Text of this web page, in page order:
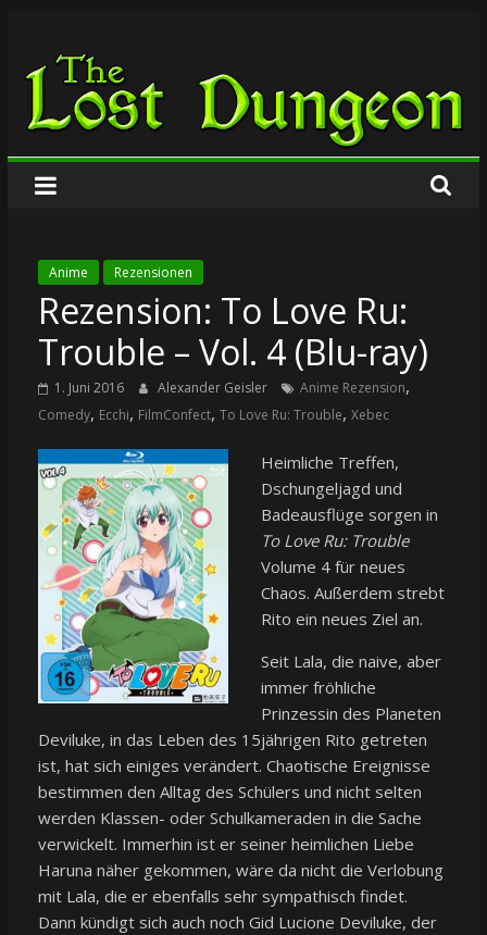
springen
The
Lost
Dungeon
Anime Rezensionen
Rezension: To Love Ru:
Trouble – Vol. 4 (Blu-ray)
1. Juni 2016 Alexander Geisler Anime Rezension,
Comedy, Ecchi, FilmConfect, To Love Ru: Trouble, Xebec
Heimliche Treffen,
Dschungeljagd und
Badeausflüge sorgen in
To Love Ru: Trouble
Volume 4 für neues
Chaos. Außerdem strebt
Rito ein neues Ziel an.
Seit Lala, die naive, aber
immer fröhliche
Prinzessin des Planeten
Deviluke, in das Leben des 15jährigen Rito getreten
ist, hat sich einiges verändert. Chaotische Ereignisse
bestimmen den Alltag des Schülers und nicht selten
werden Klassen- oder Schulkameraden in die Sache
verwickelt. Immerhin ist er seiner heimlichen Liebe
Haruna näher gekommen, wäre da nicht die Verlobung
mit Lala, die er ebenfalls sehr sympathisch findet.
Dann kündigt sich auch noch Gid Lucione Deviluke, der